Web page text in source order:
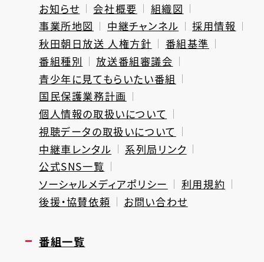
お知らせ 会社概要
組織図
事業所地図
中継チャンネル
採用情報
秋田朝日放送 人権方針
番組基準
番組種別
放送番組審議会
青少年に見てもらいたい番組
国民保護業務計画
個人情報の取扱いについて
視聴データの取扱いについて
中継車レンタル
系列局リンク
公式SNS一覧
ソーシャルメディアポリシー
利用規約
後援・協賛依頼
お問い合わせ
番組一覧